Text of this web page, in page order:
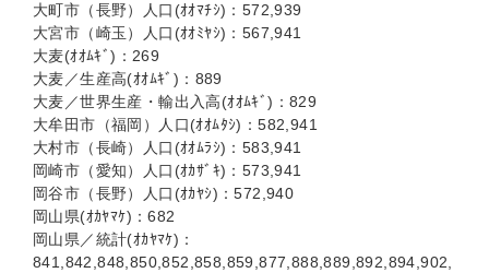
大町市（長野）人口(ｵｵﾏﾁｼ)：572,939
大宮市（崎玉）人口(ｵｵﾐﾔｼ)：567,941
大麦(ｵｵﾑｷﾞ)：269
大麦／生産高(ｵｵﾑｷﾞ)：889
大麦／世界生産・輸出入高(ｵｵﾑｷﾞ)：829
大牟田市（福岡）人口(ｵｵﾑﾀｼ)：582,941
大村市（長崎）人口(ｵｵﾑﾗｼ)：583,941
岡崎市（愛知）人口(ｵｶｻﾞｷ)：573,941
岡谷市（長野）人口(ｵｶﾔｼ)：572,940
岡山県(ｵｶﾔﾏｹ)：682
岡山県／統計(ｵｶﾔﾏｹ)：
841,842,848,850,852,858,859,877,888,889,892,894,902,